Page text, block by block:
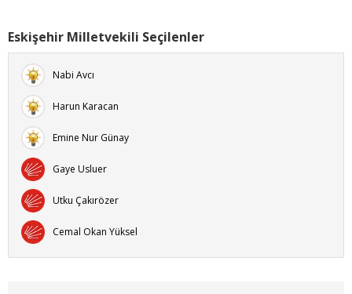
Eskişehir Milletvekili Seçilenler
Nabi Avcı
Harun Karacan
Emine Nur Günay
Gaye Usluer
Utku Çakırözer
Cemal Okan Yüksel